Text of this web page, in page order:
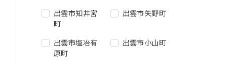
出雲市知井宮
町
出雲市矢野町
出雲市塩冶有
原町
出雲市小山町